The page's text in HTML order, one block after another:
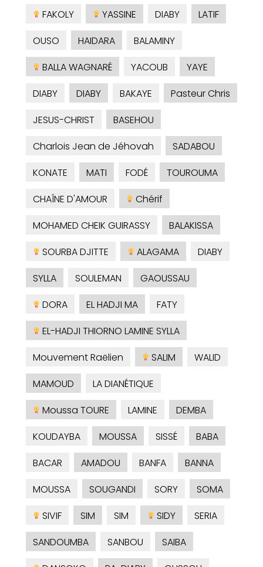
FAKOLY
YASSINE DIABY
LATIF
OUSO
HAIDARA
BALAMINY
BALLA WAGNARÉ
YACOUB
YAYE
DIABY
DIABY BAKAYE
Pasteur Chris
JESUS-CHRIST
BASEHOU
Charlois Jean de Jéhovah
SADABOU
KONATE
MATI FODÉ
TOUROUMA
CHAÎNE D'AMOUR
Chérif
MOHAMED CHEIK GUIRASSY
BALAKISSA
SOURBA DJITTE
ALAGAMA
DIABY
SYLLA
SOULEMAN
GAOUSSAU
DORA
EL HADJI MA
FATY
EL-HADJI THIORNO LAMINE SYLLA
Mouvement Raëlien
SALIM
WALID
MAMOUD
LA DIANÉTIQUE
Moussa TOURE
LAMINE
DEMBA
KOUDAYBA
MOUSSA SISSÉ
BABA
BACAR
AMADOU BANFA
BANNA
MOUSSA
SOUGANDI SORY
SOMA
SIVIF
SIM SIM SIDY
SERIA
SANDOUMBA
SANBOU
SAIBA